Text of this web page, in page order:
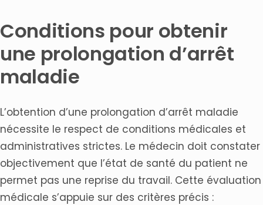
Conditions pour obtenir
une prolongation d’arrêt
maladie
L’obtention d’une prolongation d’arrêt maladie
nécessite le respect de conditions médicales et
administratives strictes. Le médecin doit constater
objectivement que l’état de santé du patient ne
permet pas une reprise du travail. Cette évaluation
médicale s’appuie sur des critères précis :